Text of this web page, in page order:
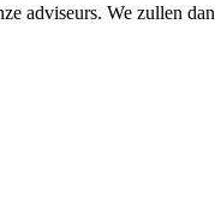
adviseurs. We zullen